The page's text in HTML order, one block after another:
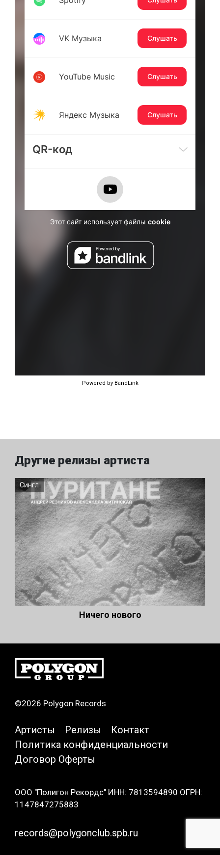
Powered by BandLink
Другие релизы артиста
Сингл
Ничего нового
©2026 Polygon Records
Артисты Релизы
Контакт
Политика конфиденциальности
Договор Оферты
ООО "Полигон Рекордс" ИНН: 7813594890 ОГРН:
1147847275883
records@polygonclub.spb.ru